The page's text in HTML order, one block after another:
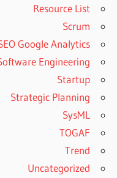
Resource List
Scrum
Google Analytics
Engineering
Startup
Strategic Planning
SysML
TOGAF
Trend
Uncategorized